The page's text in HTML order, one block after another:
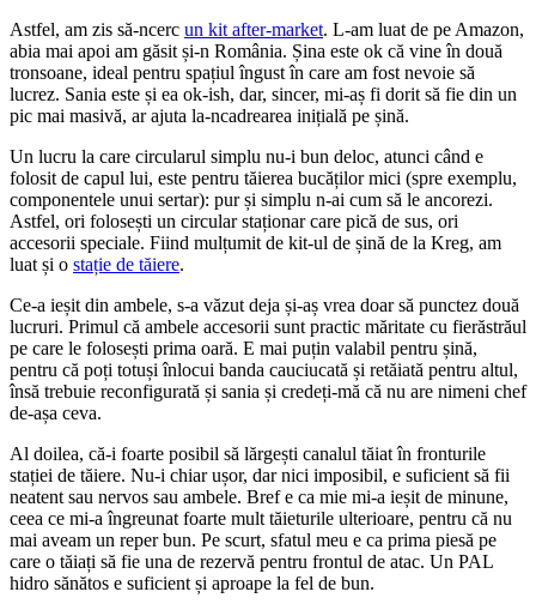
Astfel, am zis să-ncerc un kit after-market. L-am luat de pe Amazon,
abia mai apoi am găsit și-n România. Șina este ok că vine în două
tronsoane, ideal pentru spațiul îngust în care am fost nevoie să
lucrez. Sania este și ea ok-ish, dar, sincer, mi-aș fi dorit să fie din un
pic mai masivă, ar ajuta la-ncadrearea inițială pe șină.
Un lucru la care circularul simplu nu-i bun deloc, atunci când e
folosit de capul lui, este pentru tăierea bucăților mici (spre exemplu,
componentele unui sertar): pur și simplu n-ai cum să le ancorezi.
Astfel, ori folosești un circular staționar care pică de sus, ori
accesorii speciale. Fiind mulțumit de kit-ul de șină de la Kreg, am
luat și o stație de tăiere.
Ce-a ieșit din ambele, s-a văzut deja și-aș vrea doar să punctez două
lucruri. Primul că ambele accesorii sunt practic măritate cu fierăstrăul
pe care le folosești prima oară. E mai puțin valabil pentru șină,
pentru că poți totuși înlocui banda cauciucată și retăiată pentru altul,
însă trebuie reconfigurată și sania și credeți-mă că nu are nimeni chef
de-așa ceva.
Al doilea, că-i foarte posibil să lărgești canalul tăiat în fronturile
stației de tăiere. Nu-i chiar ușor, dar nici imposibil, e suficient să fii
neatent sau nervos sau ambele. Bref e ca mie mi-a ieșit de minune,
ceea ce mi-a îngreunat foarte mult tăieturile ulterioare, pentru că nu
mai aveam un reper bun. Pe scurt, sfatul meu e ca prima piesă pe
care o tăiați să fie una de rezervă pentru frontul de atac. Un PAL
hidro sănătos e suficient și aproape la fel de bun.